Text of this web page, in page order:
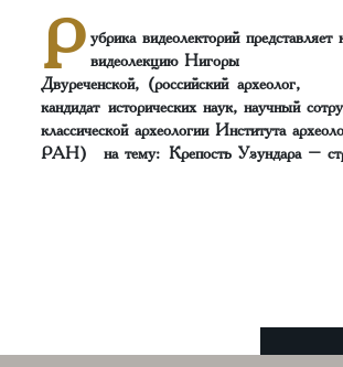
Р убрика видеолекторий
видеолекцию Нигоры
Двуреченской, (российский археолог,
кандидат исторических наук, научный
классической археологии Института
РАН) на тему: Крепость Узундара –